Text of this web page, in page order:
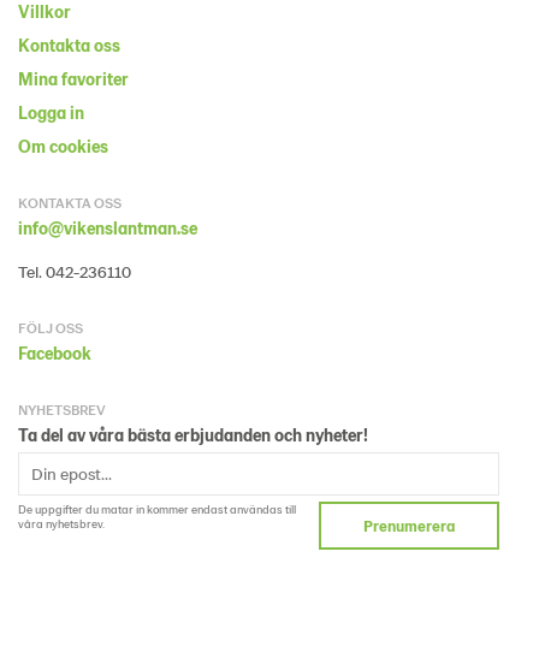
Villkor
Kontakta oss
Mina favoriter
Logga in
Om cookies
KONTAKTA OSS
info@vikenslantman.se
Tel. 042-236110
FÖLJ OSS
Facebook
NYHETSBREV
Ta del av våra bästa erbjudanden och nyheter!
De uppgifter du matar in kommer endast användas till
våra nyhetsbrev.
Prenumerera